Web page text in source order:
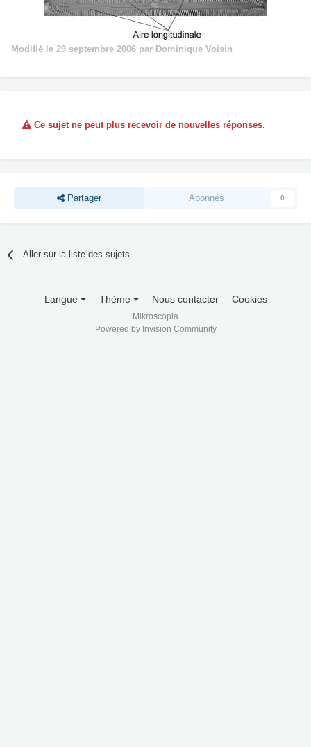
Modifié le 29 septembre 2006 par Dominique Voisin
Ce sujet ne peut plus recevoir de nouvelles réponses.
Partager Abonnés 0
Aller sur la liste des sujets
Langue Thème Nous contacter Cookies
Mikroscopia
Powered by Invision Community